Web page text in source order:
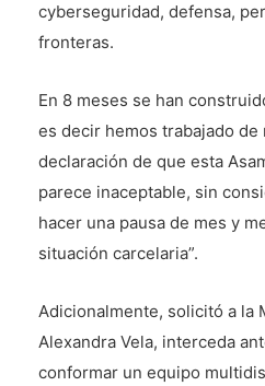
cyberseguridad, defensa,
fronteras.
En 8 meses se han
es decir hemos trabajado de
declaración de que esta
parece inaceptable, sin
hacer una pausa de mes y
situación carcelaria”.
Adicionalmente, solicitó a la
Alexandra Vela, interceda
conformar un equipo